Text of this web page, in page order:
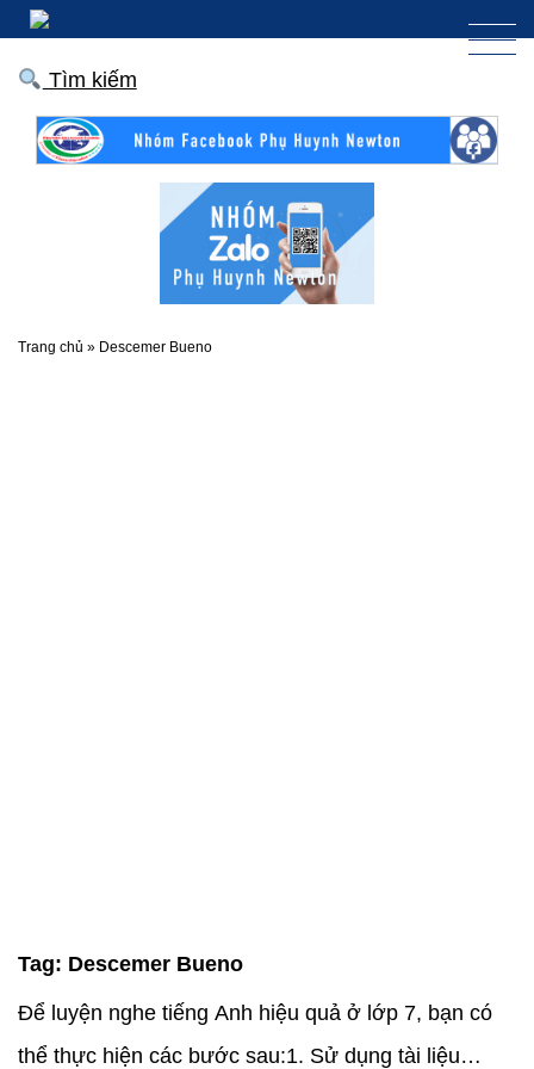
Tìm kiếm
Trang chủ » Descemer Bueno
Tag: Descemer Bueno
Để luyện nghe tiếng Anh hiệu quả ở lớp 7, bạn có
thể thực hiện các bước sau:1. Sử dụng tài liệu